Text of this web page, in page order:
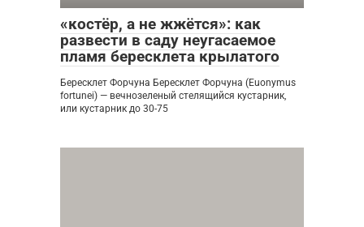
«костёр, а не жжётся»: как
развести в саду неугасаемое
пламя бересклета крылатого
Бересклет Форчуна Бересклет Форчуна (Euonymus
fortunei) — вечнозеленый стелящийся кустарник,
или кустарник до 30-75